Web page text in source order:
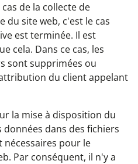
de la collecte de
site web, c'est le cas
est terminée. Il est
cela. Dans ce cas, les
sont supprimées ou
du client appelant
la mise à disposition du
données dans des fichiers
pour le
Par conséquent, il n'y a